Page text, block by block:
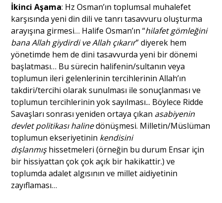
İkinci Aşama: Hz Osman’ın toplumsal muhalefet
karşısında yeni din dili ve tanrı tasavvuru oluşturma
arayışına girmesi… Halife Osman’ın “hilafet gömleğini
bana Allah giydirdi ve Allah çıkarır” diyerek hem
yönetimde hem de dini tasavvurda yeni bir dönemi
başlatması… Bu sürecin halifenin/sultanın veya
toplumun ileri gelenlerinin tercihlerinin Allah’ın
takdiri/tercihi olarak sunulması ile sonuçlanması ve
toplumun tercihlerinin yok sayılması... Böylece Ridde
Savaşları sonrası yeniden ortaya çıkan asabiyenin
devlet politikası halinedönüşmesi. Milletin/Müslüman
toplumun ekseriyetinin kendisini
dışlanmışhissetmeleri (örneğin bu durum Ensar için
bir hissiyattan çok çok açık bir hakikattir.) ve
toplumda adalet algısının ve millet aidiyetinin
zayıflaması…